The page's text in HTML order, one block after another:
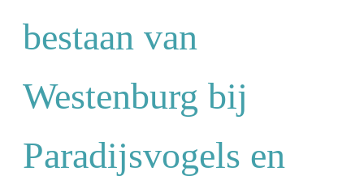
bestaan van
Westenburg bij
Paradijsvogels en